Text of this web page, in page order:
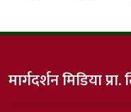
मार्गदर्शन मिडिया प्रा.